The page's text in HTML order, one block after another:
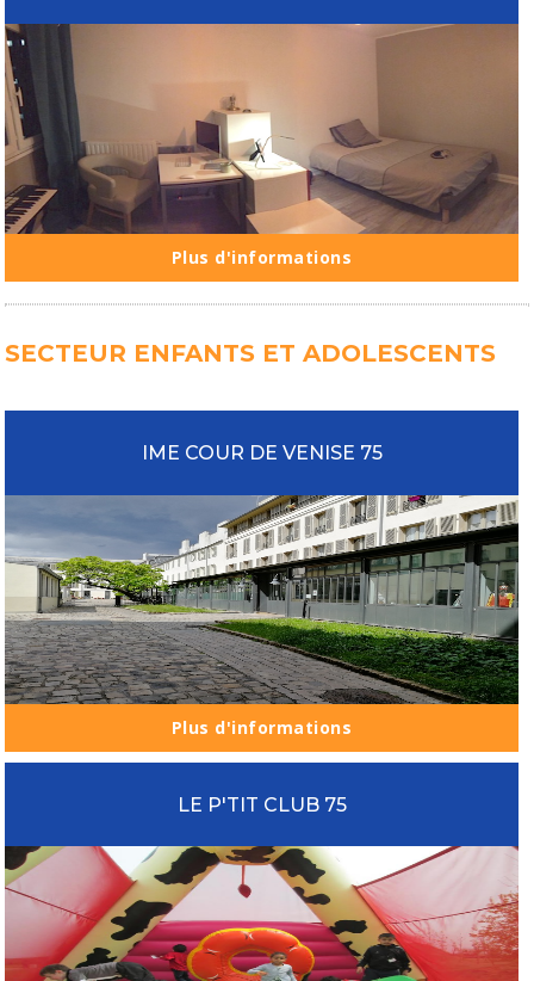
Plus d'informations
SECTEUR ENFANTS ET ADOLESCENTS
IME COUR DE VENISE 75
Plus d'informations
LE P'TIT CLUB 75